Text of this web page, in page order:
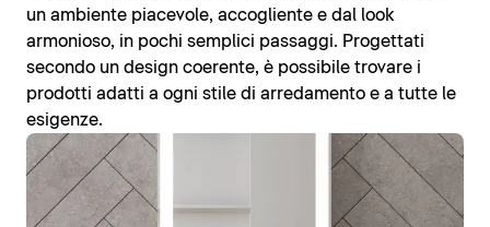
un ambiente piacevole, accogliente e dal look
armonioso, in pochi semplici passaggi. Progettati
secondo un design coerente, è possibile trovare i
prodotti adatti a ogni stile di arredamento e a tutte le
esigenze.